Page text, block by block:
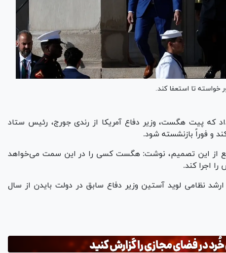
خواسته تا استعفا کند.
که پیت هگست، وزیر دفاع آمریکا از رندی جورج، رئیس ستاد
و فوراً بازنشسته شود.
مطلع از این تصمیم، نوشت: هگست کسی را در این سمت می‌خواهد
اجرا کند.
نظامی لوید آستین وزیر دفاع سابق در دولت بایدن از سال